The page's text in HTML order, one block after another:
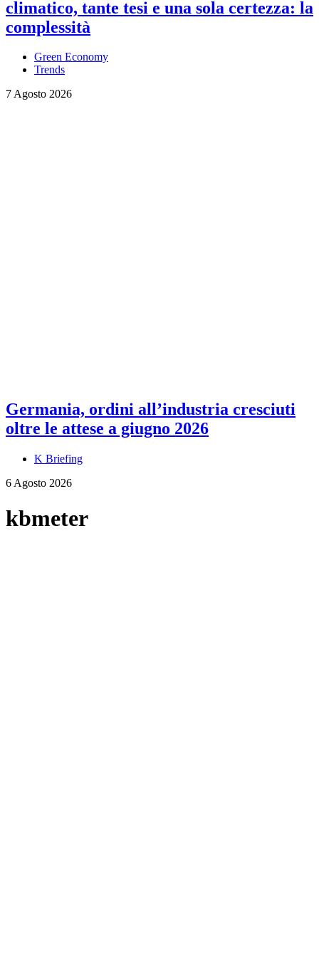
climatico, tante tesi e una sola certezza: la
complessità
Green Economy
Trends
7 Agosto 2026
Germania, ordini all’industria cresciuti
oltre le attese a giugno 2026
K Briefing
6 Agosto 2026
kbmeter